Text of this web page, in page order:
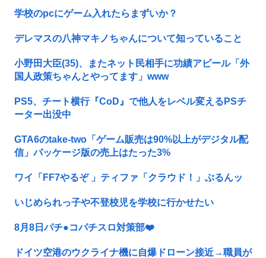
学校のpcにゲーム入れたらまずいか？
デレマスの八神マキノちゃんについて知っていること
小野田大臣(35)、またネット民相手に功績アピール「外
国人政策ちゃんとやってます」www
PS5、チート横行『CoD』で他人をレベル変えるPSチ
ーター出没中
GTA6のtake-two「ゲーム販売は90%以上がデジタル配
信」パッケージ版の売上はたった3%
ワイ「FF7やるぞ 」ティファ「クラウド！」ぶるんッ
いじめられっ子や不登校児を学校に行かせたい
8月8日パチ●コパチスロ対策部❤️
ドイツ空港のウクライナ機に自爆ドローン接近→職員が